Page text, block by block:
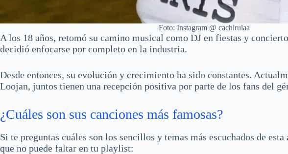
Foto: Instagram @ cachirulaa
A los 18 años, retomó su camino musical como DJ en fiestas y
decidió enfocarse por completo en la industria.
Desde entonces, su evolución y crecimiento ha sido constantes.
Loojan, juntos tienen una recepción positiva por parte de los fans del
¿Cuáles son sus canciones más famosas?
Si te preguntas cuáles son los sencillos y temas más escuchados de
que no puede faltar en tu playlist: